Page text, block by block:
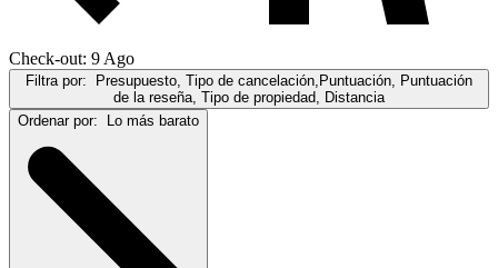
Check-out: 9 Ago
Filtra por:
Presupuesto, Tipo de cancelación,Puntuación, Puntuación
de la reseña, Tipo de propiedad, Distancia
Ordenar por:
Lo más barato